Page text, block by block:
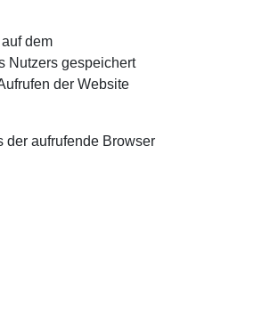
dem
Nutzers gespeichert
der Website
der aufrufende Browser